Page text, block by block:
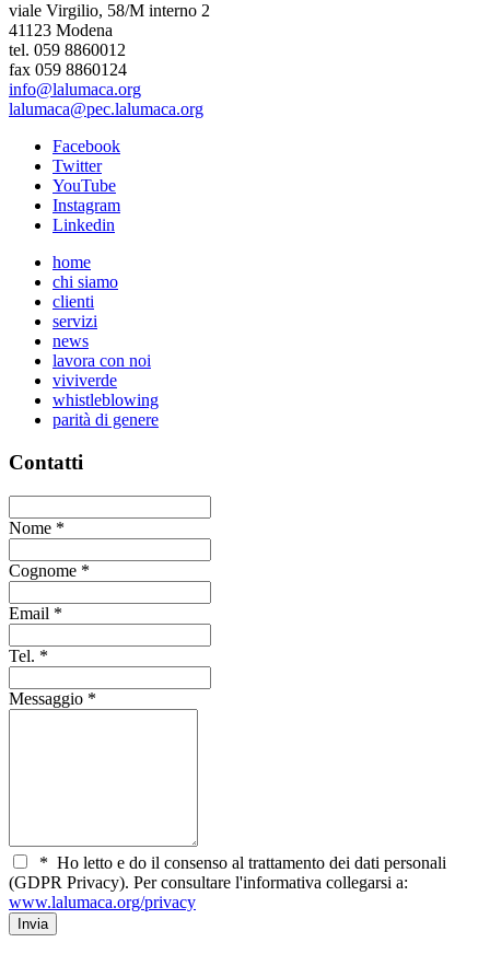
viale Virgilio, 58/M interno 2
41123 Modena
tel. 059 8860012
fax 059 8860124
info@lalumaca.org
lalumaca@pec.lalumaca.org
Facebook
Twitter
YouTube
Instagram
Linkedin
home
chi siamo
clienti
servizi
news
lavora con noi
viviverde
whistleblowing
parità di genere
Contatti
Nome *
Cognome *
Email *
Tel. *
Messaggio *
* Ho letto e do il consenso al trattamento dei dati personali
(GDPR Privacy). Per consultare l'informativa collegarsi a:
www.lalumaca.org/privacy